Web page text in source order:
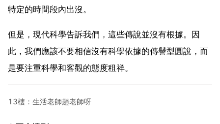
特定的時間段內出沒。
但是，現代科學告訴我們，這些傳說並沒有根據。因
此，我們應該不要相信沒有科學依據的傳譽型圓說，而
是要注重科學和客觀的態度租祥。
13樓：生活老師趙老師呀